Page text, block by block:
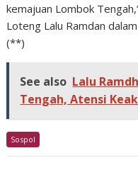
kemajuan Lombok
Loteng Lalu Ramdan
(**)
See also Lalu
Tengah, Atensi
Sospol